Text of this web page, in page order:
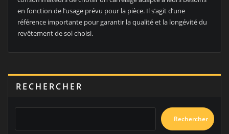
en fonction de l’usage prévu pour la pièce. Il s’agit d’une
référence importante pour garantir la qualité et la longévité du
revêtement de sol choisi.
RECHERCHER
Rechercher